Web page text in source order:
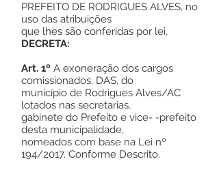
PREFEITO DE RODRIGUES ALVES, no
uso das atribuições
que lhes são conferidas por lei,
DECRETA:
Art. 1º A exoneração dos cargos
comissionados, DAS, do
município de Rodrigues Alves/AC
lotados nas secretarias,
gabinete do Prefeito e vice- -prefeito
desta municipalidade,
nomeados com base na Lei nº
194/2017. Conforme Descrito.